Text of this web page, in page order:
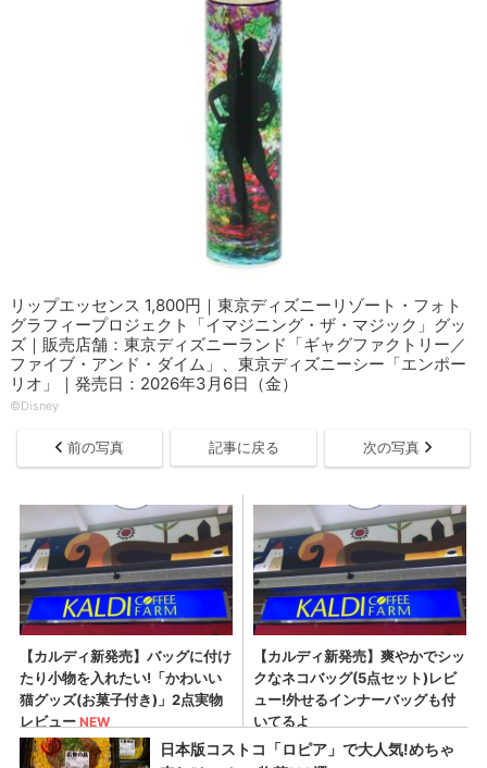
リップエッセンス 1,800円｜東京ディズニーリゾート・フォト
グラフィープロジェクト「イマジニング・ザ・マジック」グッ
ズ｜販売店舗：東京ディズニーランド「ギャグファクトリー／
ファイブ・アンド・ダイム」、東京ディズニーシー「エンポー
リオ」｜発売日：2026年3月6日（金）
©Disney
前の写真 記事に戻る 次の写真